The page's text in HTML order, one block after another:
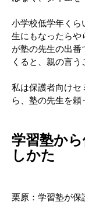
小学校低学年くら
生にもなったらや
が塾の先生の出番
くると、親の言う
私は保護者向けセ
ら、塾の先生を頼
学習塾か
しかた
栗原：学習塾が保